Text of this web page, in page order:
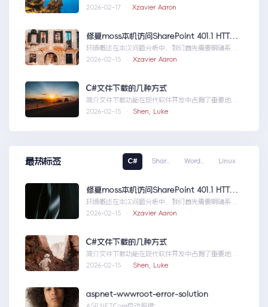
项先进技术，旨在帮助开发者轻松实现语...AzureAI
2026-02-17 · Xzavier Aaron
修复moss本机访问SharePoint 401.1 HTTP错误
环境概述在本次问题分析中，我们首先需要明确系统
的运行环境。了解环境配置不仅能帮助我们定位问
2026-02-15 · Xzavier Aaron
C#文件下载的几种方式
简介文件下载功能在现代软件开发中占据了重要地
位，无论是为用户提供资源、分发文档，还是实现数
2026-02-15 · Shen, Luke
最热标签 C# Shar.. Word.. Linux
修复moss本机访问SharePoint 401.1 HTTP错误
环境概述在本次问题分析中，我们首先需要明确系统
的运行环境。了解环境配置不仅能帮助我们定位问
2026-02-15 · Xzavier Aaron
C#文件下载的几种方式
简介文件下载功能在现代软件开发中占据了重要地
位，无论是为用户提供资源、分发文档，还是实现数
2026-02-15 · Shen, Luke
aspnet-wwwroot-error-solution